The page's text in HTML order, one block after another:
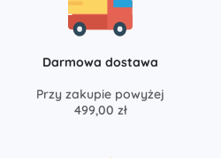
Darmowa dostawa
Przy zakupie powyżej
499,00 zł